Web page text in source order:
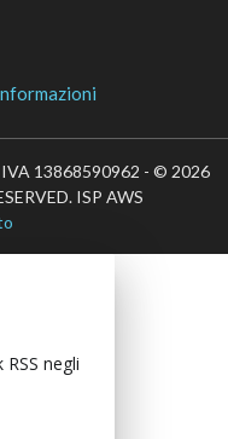
13868590962 - © 2026
ISP AWS
negli